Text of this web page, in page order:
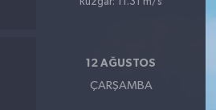
12 AĞUSTOS
ÇARŞAMBA